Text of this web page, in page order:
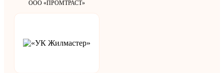
ООО «ПРОМТРАСТ»